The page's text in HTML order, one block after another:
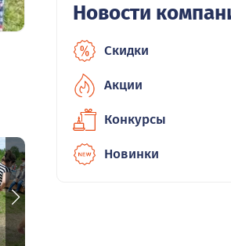
Новости
Скидки
Акции
Конкурсы
Новинки